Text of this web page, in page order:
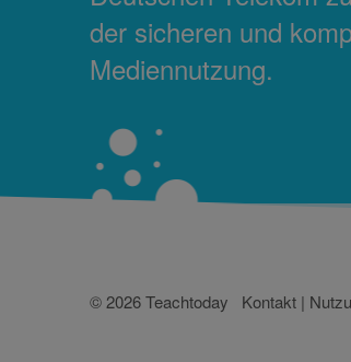
der sicheren und
Mediennutzung.
© 2026 Teachtoday Kontakt |